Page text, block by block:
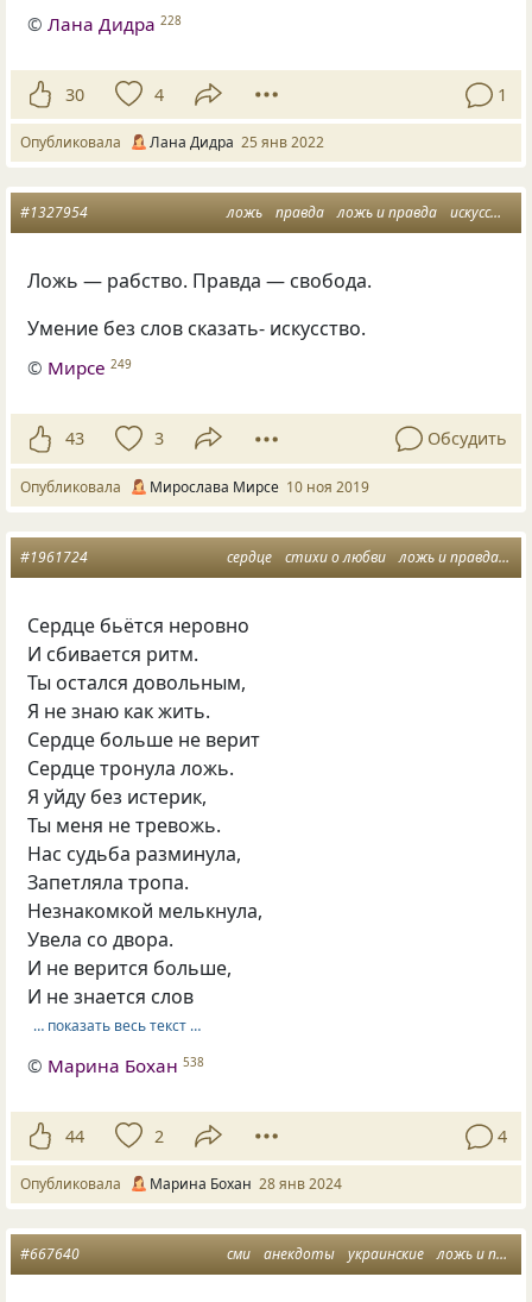
©Лана Дидра 228
30 4 1
Опубликовала Лана Дидра 25 янв 2022
ложь правда ложь и правда искусство общения
#1327954
Ложь — рабство. Правда — свобода.
Умение без слов сказать- искусство.
© Мирсе 249
43 3 Обсудить
Опубликовала Мирослава Мирсе 10 ноя 2019
сердце стихи о любви ложь и правда
#1961724
Сердце бьётся неровно
И сбивается ритм.
Ты остался довольным,
Я не знаю как жить.
Сердце больше не верит
Сердце тронула ложь.
Я уйду без истерик,
Ты меня не тревожь.
Нас судьба разминула,
Запетляла тропа.
Незнакомкой мелькнула,
Увела со двора.
И не верится больше,
И не знается слов
… показать весь текст …
© Марина Бохан 538
44 2 4
Опубликовала Марина Бохан 28 янв 2024
сми анекдоты украинские ложь и правда
#667640